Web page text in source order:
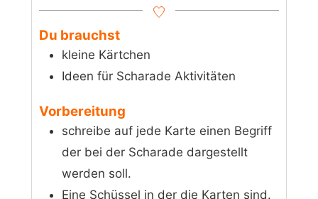
Du brauchst
kleine Kärtchen
Ideen für Scharade Aktivitäten
Vorbereitung
schreibe auf jede Karte einen Begriff
der bei der Scharade dargestellt
werden soll.
Eine Schüssel in der die Karten sind.